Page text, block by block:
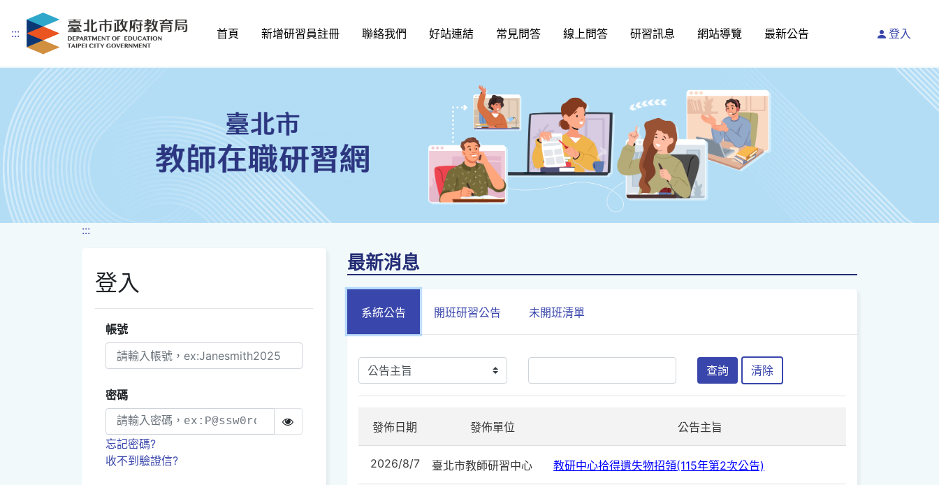
跳到主要內容
::: 首頁 新增研習員註冊 聯絡我們 好站連結 常見問答 線上問答 研習訊息 網站導覽 最新公告 登入
:::
登入
帳號
密碼
忘記密碼?
收不到驗證信?
最新消息
系統公告 開班研習公告 未開班清單
查詢 清除
發佈日期 發佈單位 公告主旨
2026/8/7 臺北市教師研習中心 教研中心拾得遺失物招領(115年第2次公告)